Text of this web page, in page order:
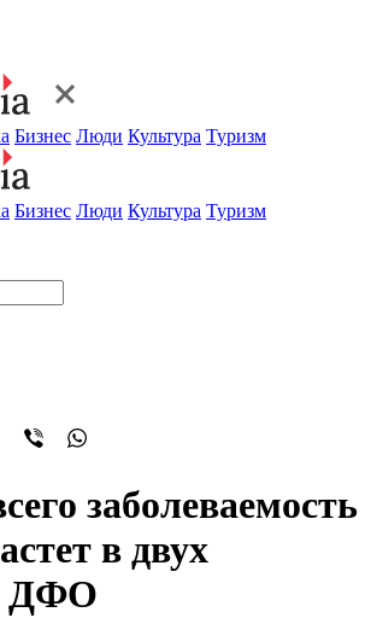
Бизнес Люди Культура Туризм
Бизнес Люди Культура Туризм
заболеваемость
в двух
ДФО